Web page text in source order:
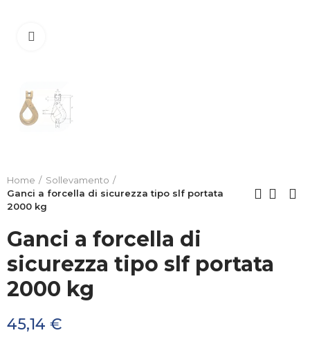
Home
Sollevamento
Ganci a forcella di sicurezza tipo slf portata
2000 kg
Ganci a forcella di
sicurezza tipo slf portata
2000 kg
45,14 €